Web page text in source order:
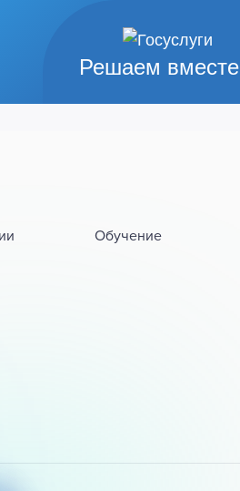
Решаем вместе
Обучение